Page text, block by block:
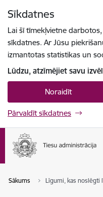
Sīkdatnes
Lai šī tīmekļvietne
sīkdatnes. Ar Jūsu
izmantotas statistikas un
Lūdzu, atzīmējiet savu
Noraidīt
Pārvaldīt sīkdatnes
Sākums Līgumi, kas noslēgti